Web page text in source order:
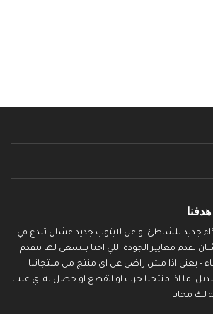
جديد للشاطئ او عن لابتوب جديد عشان تبدع في
معايير الجودة اللي احنا بنسعى لها بنقدم
- يعني اذا مش راضي عن اي منتج من منتجاتنا
اما اذا منتجنا خرب او اتقطع او حصل له اي عيب